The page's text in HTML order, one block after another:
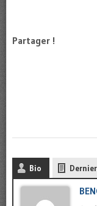
Partager !
Bio